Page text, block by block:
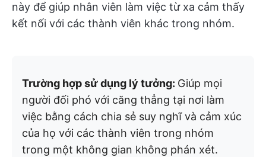
này để giúp nhân viên làm việc từ xa cảm thấy
kết nối với các thành viên khác trong nhóm.
Trường hợp sử dụng lý tưởng: Giúp mọi
người đối phó với căng thẳng tại nơi làm
việc bằng cách chia sẻ suy nghĩ và cảm xúc
của họ với các thành viên trong nhóm
trong một không gian không phán xét.